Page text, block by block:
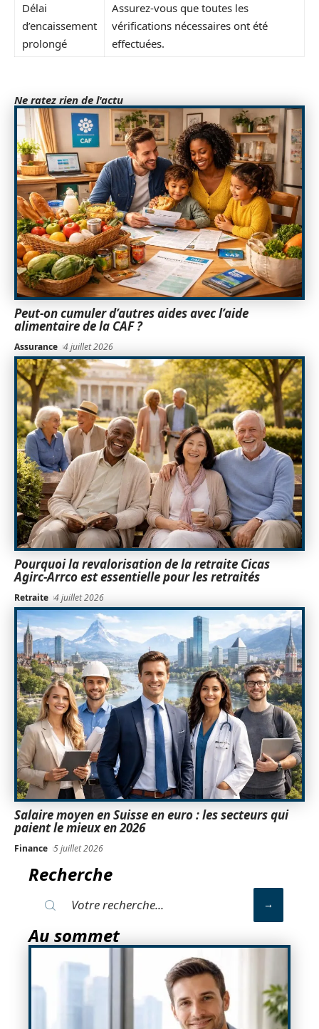
Délai
d’encaissement
prolongé
Assurez-vous que toutes les
vérifications nécessaires ont été
effectuées.
Ne ratez rien de l'actu
Peut-on cumuler d’autres aides avec l’aide
alimentaire de la CAF ?
Assurance 4 juillet 2026
Pourquoi la revalorisation de la retraite Cicas
Agirc-Arrco est essentielle pour les retraités
Retraite 4 juillet 2026
Salaire moyen en Suisse en euro : les secteurs qui
paient le mieux en 2026
Finance 5 juillet 2026
Recherche
Au sommet